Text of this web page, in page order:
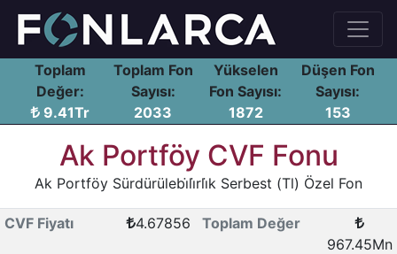
Toplam
Değer:
9.41Tr
Toplam Fon
Sayısı:
2033
Yükselen
Fon Sayısı:
1872
Düşen Fon
Sayısı:
153
Ak Portföy CVF Fonu
Ak Portföy Sürdürülebi̇li̇rli̇k Serbest (Tl) Özel Fon
CVF Fiyatı 4.67856
Toplam Değer
967.45Mn